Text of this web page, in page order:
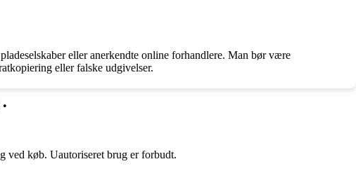
eller anerkendte online forhandlere. Man bør være
eller falske udgivelser.
•
ved køb. Uautoriseret brug er forbudt.